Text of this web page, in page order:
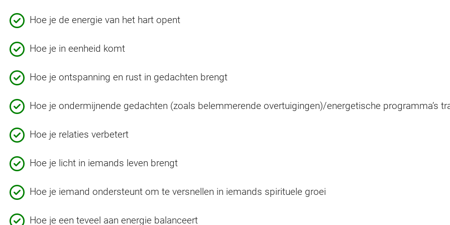
Hoe je de energie van het hart opent
Hoe je in eenheid komt
Hoe je ontspanning en rust in gedachten brengt
Hoe je ondermijnende gedachten (zoals belemmerende overtuigingen)/energetische programma’s
Hoe je relaties verbetert
Hoe je licht in iemands leven brengt
Hoe je iemand ondersteunt om te versnellen in iemands spirituele groei
Hoe je een teveel aan energie balanceert